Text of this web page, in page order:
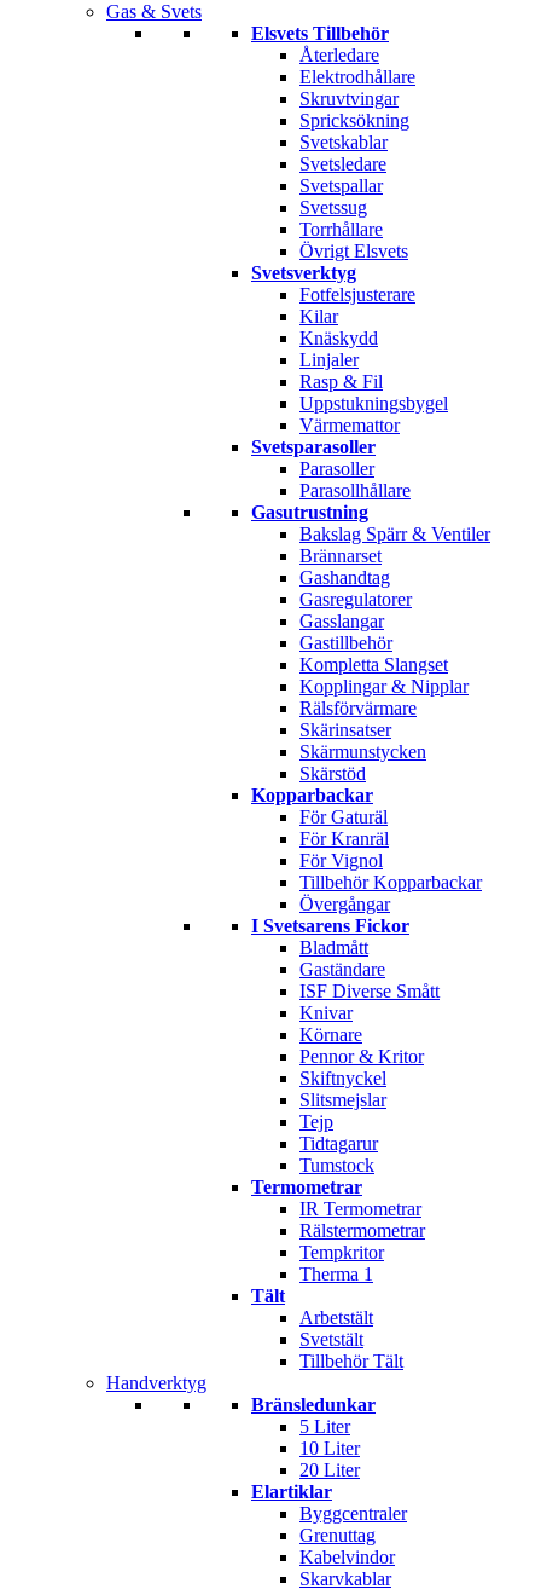
Gas & Svets
Elsvets Tillbehör
Återledare
Elektrodhållare
Skruvtvingar
Spricksökning
Svetskablar
Svetsledare
Svetspallar
Svetssug
Torrhållare
Övrigt Elsvets
Svetsverktyg
Fotfelsjusterare
Kilar
Knäskydd
Linjaler
Rasp & Fil
Uppstukningsbygel
Värmemattor
Svetsparasoller
Parasoller
Parasollhållare
Gasutrustning
Bakslag Spärr & Ventiler
Brännarset
Gashandtag
Gasregulatorer
Gasslangar
Gastillbehör
Kompletta Slangset
Kopplingar & Nipplar
Rälsförvärmare
Skärinsatser
Skärmunstycken
Skärstöd
Kopparbackar
För Gaturäl
För Kranräl
För Vignol
Tillbehör Kopparbackar
Övergångar
I Svetsarens Fickor
Bladmått
Gaständare
ISF Diverse Smått
Knivar
Körnare
Pennor & Kritor
Skiftnyckel
Slitsmejslar
Tejp
Tidtagarur
Tumstock
Termometrar
IR Termometrar
Rälstermometrar
Tempkritor
Therma 1
Tält
Arbetstält
Svetstält
Tillbehör Tält
Handverktyg
Bränsledunkar
5 Liter
10 Liter
20 Liter
Elartiklar
Byggcentraler
Grenuttag
Kabelvindor
Skarvkablar